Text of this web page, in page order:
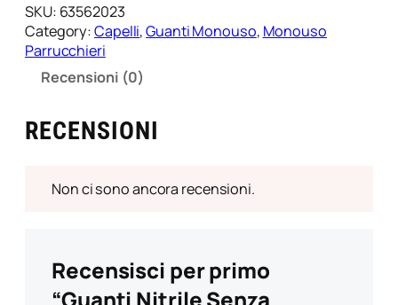
SKU: 63562023
Category:Capelli, Guanti Monouso, Monouso
Parrucchieri
Recensioni (0)
RECENSIONI
Non ci sono ancora recensioni.
Recensisci per primo